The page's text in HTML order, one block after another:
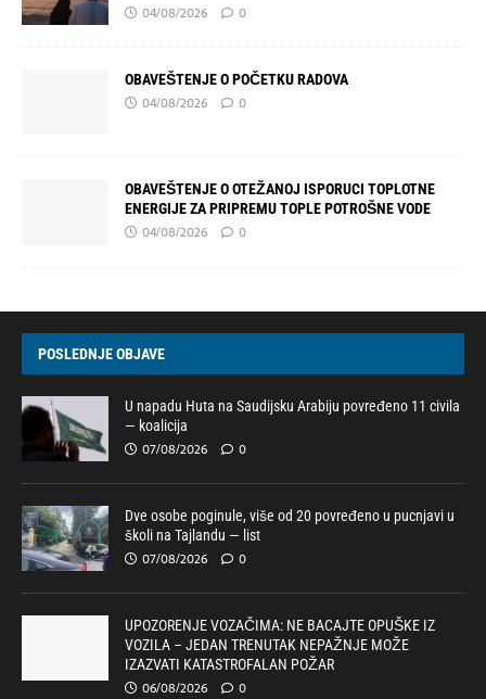
04/08/2026 0
OBAVEŠTENJE O POČETKU RADOVA
04/08/2026 0
OBAVEŠTENJE O OTEŽANOJ ISPORUCI TOPLOTNE
ENERGIJE ZA PRIPREMU TOPLE POTROŠNE VODE
04/08/2026 0
POSLEDNJE OBJAVE
U napadu Huta na Saudijsku Arabiju povređeno 11 civila
— koalicija
07/08/2026 0
Dve osobe poginule, više od 20 povređeno u pucnjavi u
školi na Tajlandu — list
07/08/2026 0
UPOZORENJE VOZAČIMA: NE BACAJTE OPUŠKE IZ
VOZILA – JEDAN TRENUTAK NEPAŽNJE MOŽE
IZAZVATI KATASTROFALAN POŽAR
06/08/2026 0